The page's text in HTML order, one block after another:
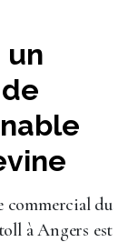
un
commercial du
à Angers est